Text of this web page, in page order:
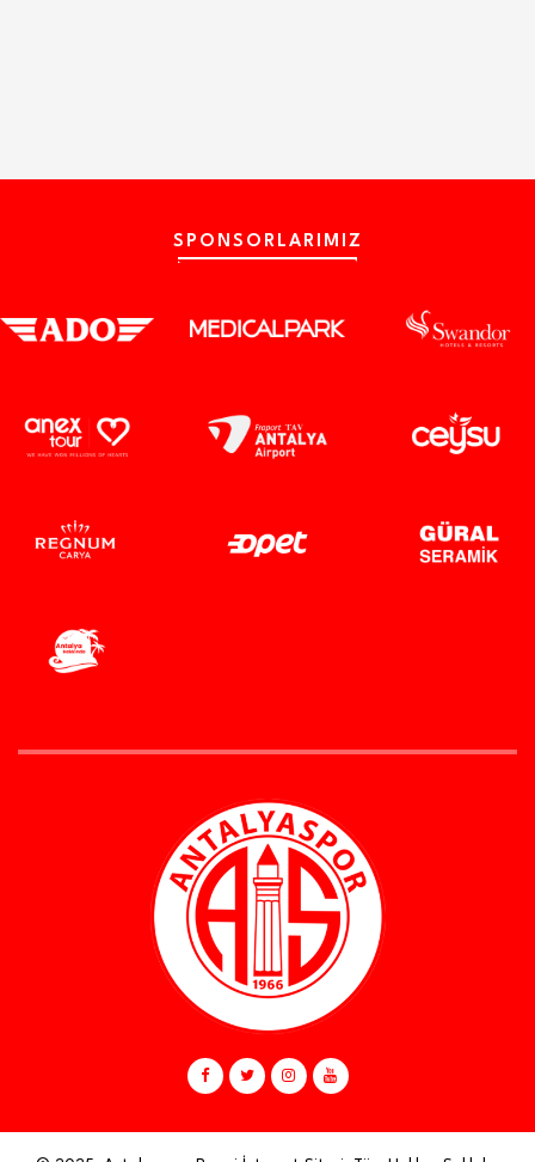
SPONSORLARIMIZ